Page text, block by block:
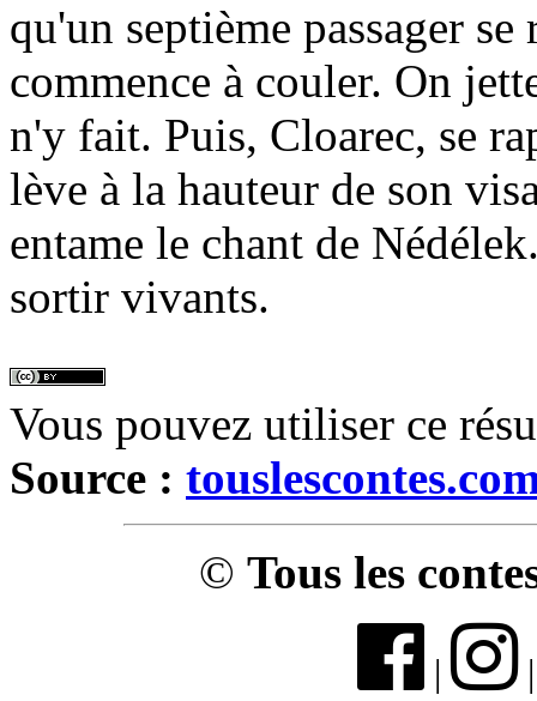
qu'un septième passager
commence à couler. On
n'y fait. Puis, Cloarec, se
lève à la hauteur de son
entame le chant de
sortir vivants.
Vous pouvez utiliser ce
Source :
© Tous les
|